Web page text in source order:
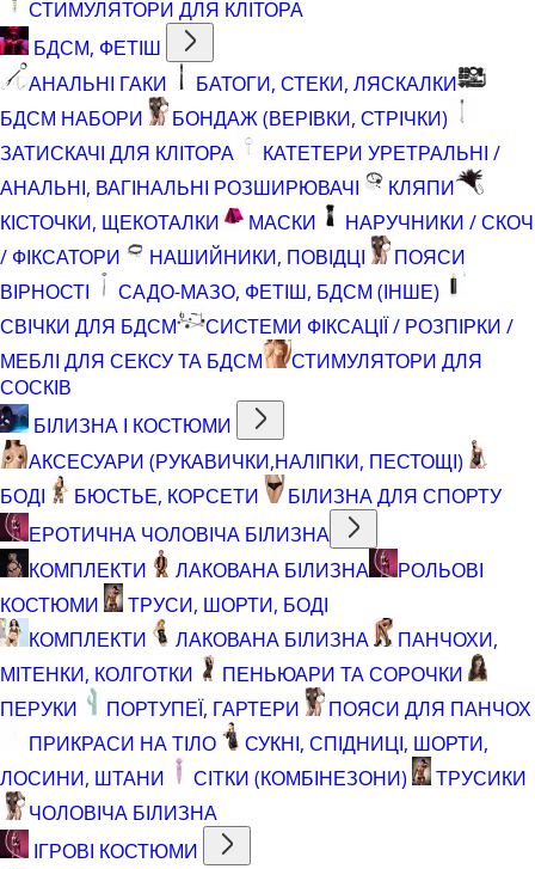
СТИМУЛЯТОРИ ДЛЯ КЛІТОРА
БДСМ, ФЕТІШ
АНАЛЬНІ ГАКИ
БАТОГИ, СТЕКИ, ЛЯСКАЛКИ
БДСМ НАБОРИ
БОНДАЖ (ВЕРІВКИ, СТРІЧКИ)
ЗАТИСКАЧІ ДЛЯ КЛІТОРА
КАТЕТЕРИ УРЕТРАЛЬНІ /
АНАЛЬНІ, ВАГІНАЛЬНІ РОЗШИРЮВАЧІ
КЛЯПИ
КІСТОЧКИ, ЩЕКОТАЛКИ
МАСКИ
НАРУЧНИКИ / СКОЧ
/ ФІКСАТОРИ
НАШИЙНИКИ, ПОВІДЦІ
ПОЯСИ
ВІРНОСТІ
САДО-МАЗО, ФЕТІШ, БДСМ (ІНШЕ)
СВІЧКИ ДЛЯ БДСМ
СИСТЕМИ ФІКСАЦІЇ / РОЗПІРКИ /
МЕБЛІ ДЛЯ СЕКСУ ТА БДСМ
СТИМУЛЯТОРИ ДЛЯ
СОСКІВ
БІЛИЗНА І КОСТЮМИ
АКСЕСУАРИ (РУКАВИЧКИ,НАЛІПКИ, ПЕСТОЩІ)
БОДІ
БЮСТЬЕ, КОРСЕТИ
БІЛИЗНА ДЛЯ СПОРТУ
ЕРОТИЧНА ЧОЛОВІЧА БІЛИЗНА
КОМПЛЕКТИ
ЛАКОВАНА БІЛИЗНА
РОЛЬОВІ
КОСТЮМИ
ТРУСИ, ШОРТИ, БОДІ
КОМПЛЕКТИ
ЛАКОВАНА БІЛИЗНА
ПАНЧОХИ,
МІТЕНКИ, КОЛГОТКИ
ПЕНЬЮАРИ ТА СОРОЧКИ
ПЕРУКИ
ПОРТУПЕЇ, ГАРТЕРИ
ПОЯСИ ДЛЯ ПАНЧОХ
ПРИКРАСИ НА ТІЛО
СУКНІ, СПІДНИЦІ, ШОРТИ,
ЛОСИНИ, ШТАНИ
СІТКИ (КОМБІНЕЗОНИ)
ТРУСИКИ
ЧОЛОВІЧА БІЛИЗНА
ІГРОВІ КОСТЮМИ